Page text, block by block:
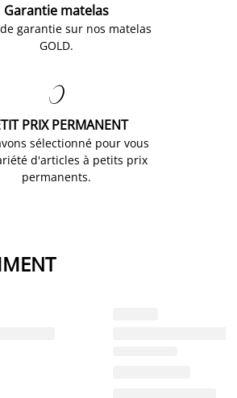
Garantie matelas
garantie sur nos matelas
GOLD.

PRIX PERMANENT
sélectionné pour vous
d'articles à petits prix
permanents.